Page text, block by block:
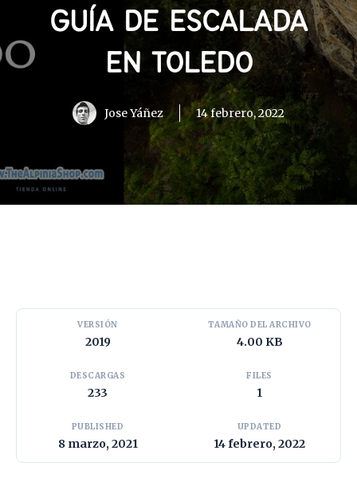
GUÍA DE ESCALADA
EN TOLEDO
Jose Yáñez 14 febrero, 2022
VERSIÓN
2019
TAMAÑO DEL ARCHIVO
4.00 KB
DESCARGAS
233
FILES
1
PUBLISHED
8 marzo, 2021
UPDATED
14 febrero, 2022